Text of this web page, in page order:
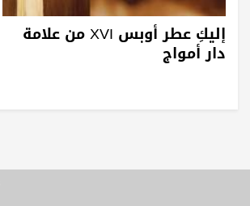
إليكِ عطر أوبس XVI من علامة
دار أمواج